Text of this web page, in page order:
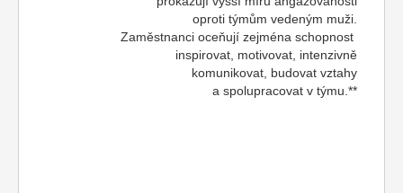
oproti týmům vedeným muži.
Zaměstnanci oceňují zejména schopnost
inspirovat, motivovat, intenzivně
komunikovat, budovat vztahy
a spolupracovat v týmu.**